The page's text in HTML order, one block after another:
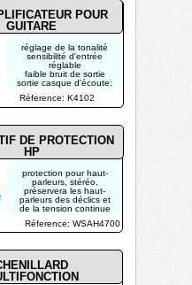
Réference: WSAH4700
Réference: K4102
POUR
GUITARE
DE PROTECTION
HP
réglage de la tonalité
sensibilité d'entrée
réglable
faible bruit de sortie
sortie casque d'écoute:
32ohm
protection pour haut-
parleurs, stéréo,
préservera les haut-
parleurs des déclics et
de la tension continue